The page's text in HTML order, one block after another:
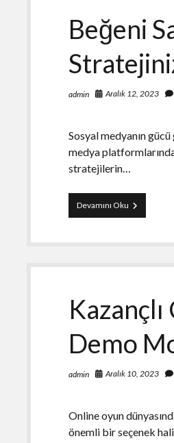
Beğeni
admin Aralık 12, 2023
Sosyal medyanın
medya
stratejilerin…
Devamını Oku Beğeni
Satın
Sosyal
Stratejinize
Demo
admin Aralık 10, 2023
Online oyun
önemli bir seçenek